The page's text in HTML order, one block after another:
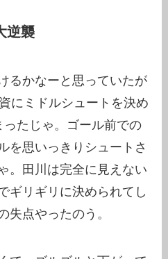
逆襲
るかなーと思っていたが
にミドルシュートを決め
たじゃ。ゴール前での
を思いっきりシュートさ
。田川は完全に見えない
ギリギリに決められてし
失点やったのう。